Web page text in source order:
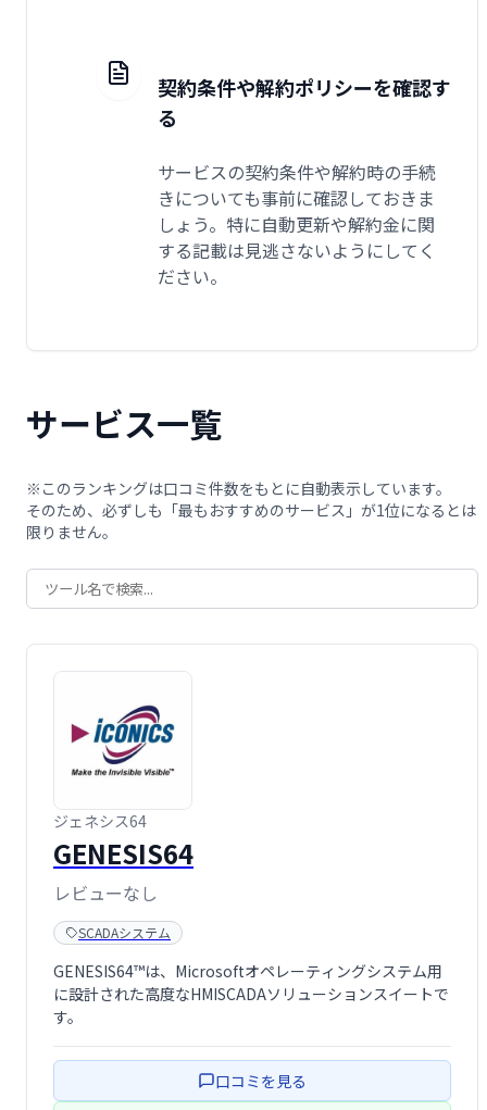
契約条件や解約ポリシーを確認す
る
サービスの契約条件や解約時の手続
きについても事前に確認しておきま
しょう。特に自動更新や解約金に関
する記載は見逃さないようにしてく
ださい。
サービス一覧
※このランキングは口コミ件数をもとに自動表示しています。
そのため、必ずしも「最もおすすめのサービス」が1位になるとは
限りません。
ジェネシス64
GENESIS64
レビューなし
SCADAシステム
GENESIS64™は、Microsoftオペレーティングシステム用
に設計された高度なHMISCADAソリューションスイートで
す。
口コミを見る